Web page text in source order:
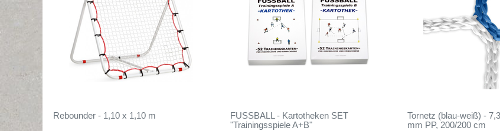
Rebounder - 1,10 x 1,10 m
FUSSBALL - Kartotheken SET
"Trainingsspiele A+B"
Tornetz (blau-weiß) -
mm PP, 200/200 cm